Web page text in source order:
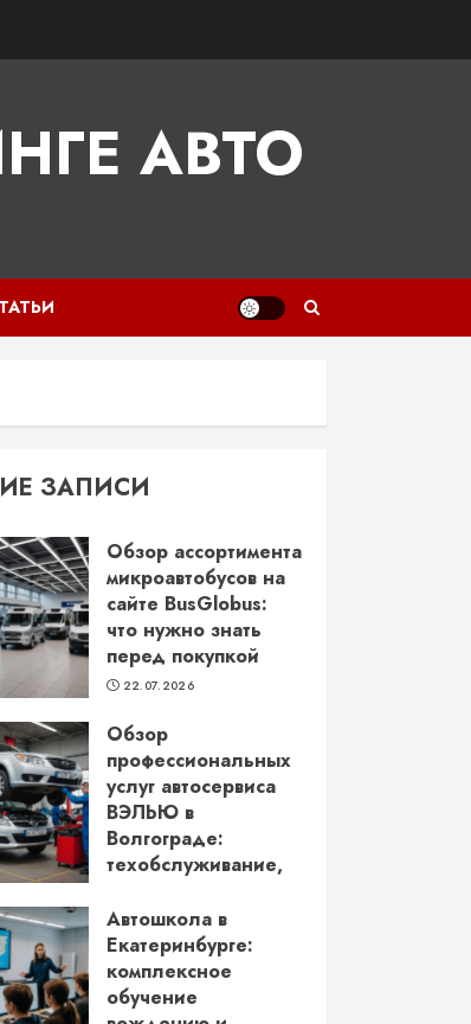
АВТО
ЗАПИСИ
Обзор ассортимента
микроавтобусов на
сайте BusGlobus:
что нужно знать
перед покупкой
22.07.2026
Обзор
профессиональных
услуг автосервиса
ВЭЛЬЮ в
Волгограде:
техобслуживание,
более
22.06.2026
Автошкола в
Екатеринбурге:
комплексное
обучение